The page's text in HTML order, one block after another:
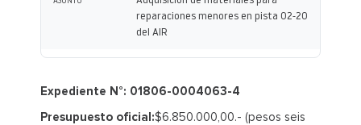
reparaciones menores en pista 02-20
del AIR
Expediente N°: 01806-0004063-4
Presupuesto oficial:$6.850.000,00.- (pesos seis